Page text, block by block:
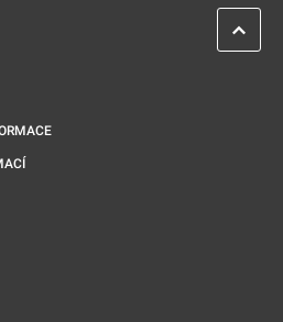
ZPĚT